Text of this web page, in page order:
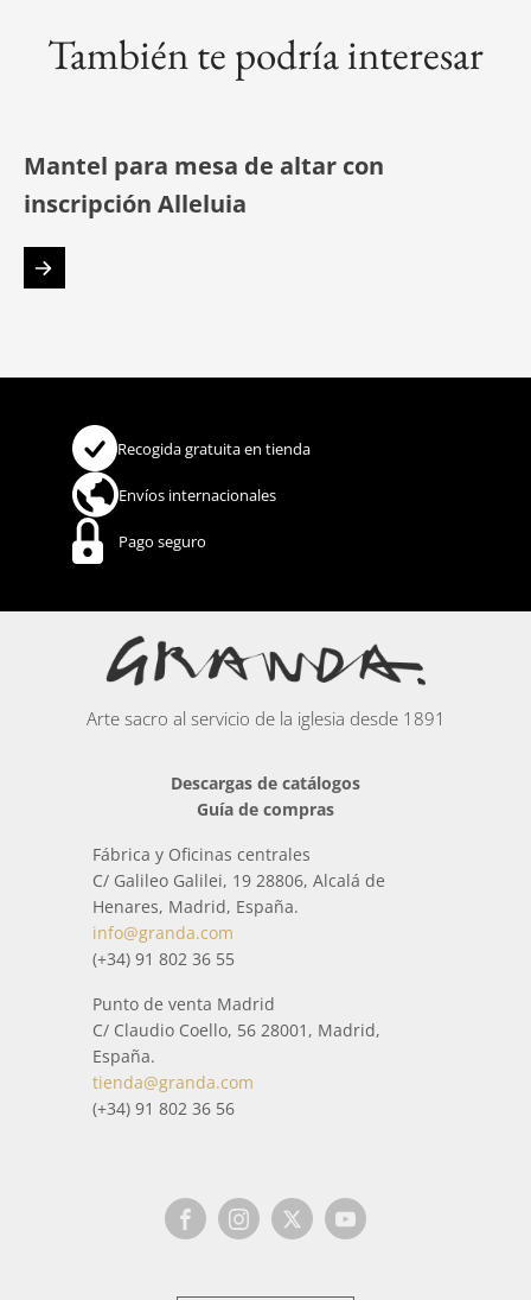
También te podría interesar
Mantel para mesa de altar con
inscripción Alleluia
Recogida gratuita en tienda
Envíos internacionales
Pago seguro
Arte sacro al servicio de la iglesia desde 1891
Descargas de catálogos
Guía de compras
Fábrica y Oficinas centrales
C/ Galileo Galilei, 19 28806, Alcalá de
Henares, Madrid, España.
info@granda.com
(+34) 91 802 36 55
Punto de venta Madrid
C/ Claudio Coello, 56 28001, Madrid,
España.
tienda@granda.com
(+34) 91 802 36 56